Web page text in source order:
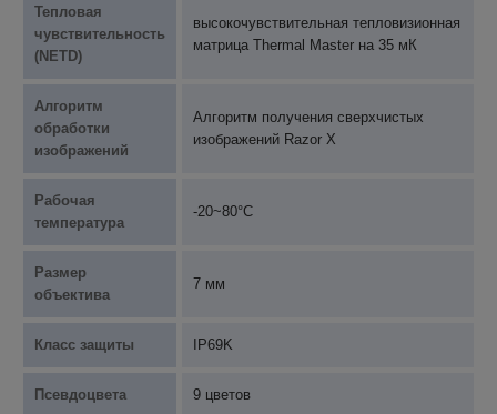
Тепловая
чувствительность
(NETD)
высокочувствительная тепловизионная
матрица Thermal Master на 35 мК
Алгоритм
обработки
изображений
Алгоритм получения сверхчистых
изображений Razor X
Рабочая
температура
-20~80°C
Размер
объектива
7 мм
Класс защиты IP69K
Псевдоцвета 9 цветов